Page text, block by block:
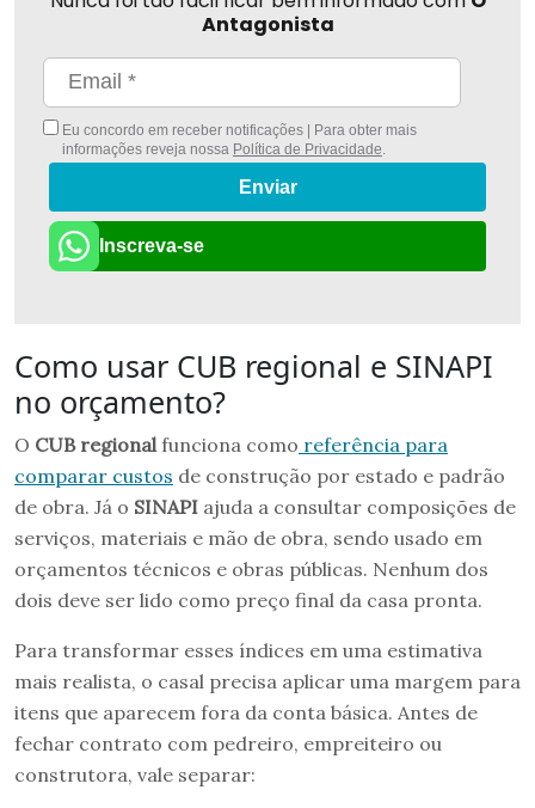
Antagonista
Eu concordo em receber notificações | Para obter mais
informações reveja nossa Política de Privacidade
Enviar
Inscreva-se
Como usar CUB regional e SINAPI
no orçamento?
O CUB regional funciona como referência para
comparar custos de construção por estado e padrão
de obra. Já o SINAPI ajuda a consultar composições de
serviços, materiais e mão de obra, sendo usado em
orçamentos técnicos e obras públicas. Nenhum dos
dois deve ser lido como preço final da casa pronta.
Para transformar esses índices em uma estimativa
mais realista, o casal precisa aplicar uma margem para
itens que aparecem fora da conta básica. Antes de
fechar contrato com pedreiro, empreiteiro ou
construtora, vale separar: